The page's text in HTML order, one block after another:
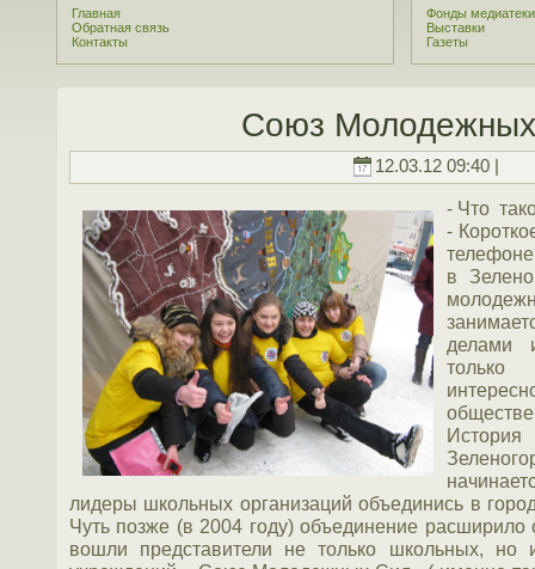
Главная
Обратная связь
Контакты
Фонды медиатеки
Выставки
Газеты
Союз
12.03.12 09:40 |
- Что
-
в
делами
История
лидеры школьных организаций объединись в
Чуть позже (в 2004 году) объединение расширило
вошли представители не только школьных, но